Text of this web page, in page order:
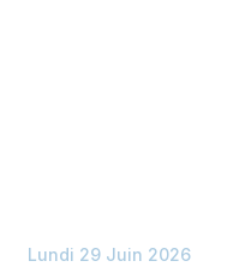
Lundi 29 Juin 2026